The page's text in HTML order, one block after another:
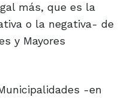
más, que es la
o la negativa- de
y Mayores
-en